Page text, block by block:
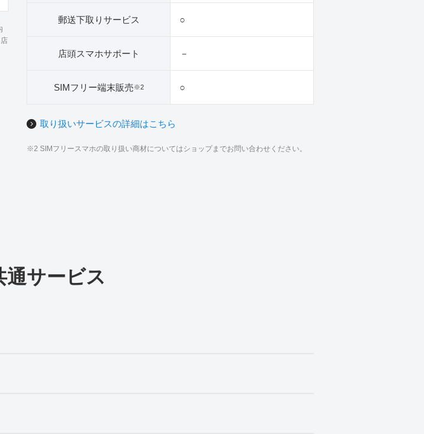
郵送下取りサービス ○
店頭スマホサポート －
SIMフリー端末販売※2 ○
取り扱いサービスの詳細はこちら
※2 SIMフリースマホの取り扱い商材についてはショップまでお問い合わせください。
通サービス